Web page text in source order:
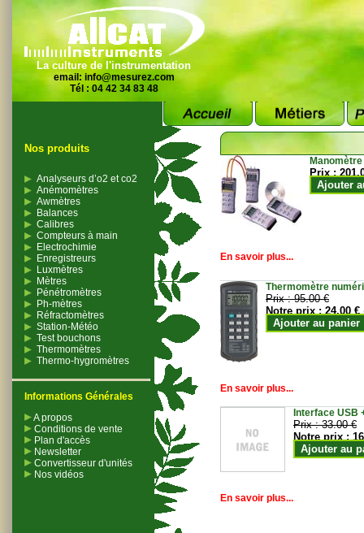
La culture de l'instrumentation
email: info@mesurez.com
Tél : 04 42 34 83 48
Nos produits
Analyseurs d’o2 et co2
Anémomètres
Awmètres
Balances
Calibres
Compteurs à main
Electrochimie
Enregistreurs
Luxmètres
Mètres
Pénétromètres
Ph-mètres
Réfractomètres
Station-Météo
Test bouchons
Thermomètres
Thermo-hygromètres
Informations Générales
A propos
Conditions de vente
Plan d'accès
Newsletter
Convertisseur d'unités
Nos vidéos
Prix :
Ajouter
En savoir plus...
Thermomètre
Prix :95.00 €
Notre prix :24.00 €
Ajouter au panier
En savoir plus...
Interface USB
Prix :33.00 €
Notre prix :
Ajouter au
En savoir plus...